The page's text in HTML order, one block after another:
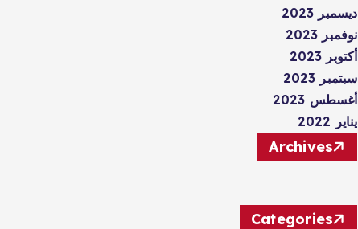
ديسمبر 2023
نوفمبر 2023
أكتوبر 2023
سبتمبر 2023
أغسطس 2023
يناير 2022
Archives
Categories